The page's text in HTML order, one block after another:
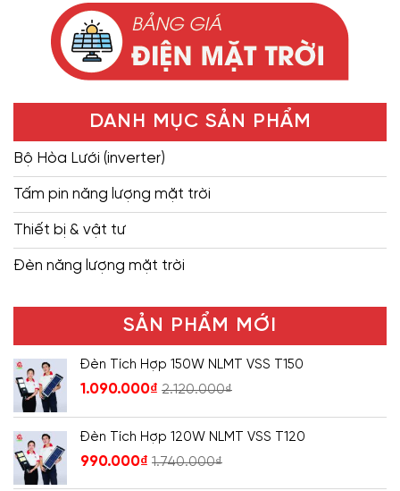
DANH MỤC SẢN PHẨM
Bộ Hòa Lưới (inverter)
Tấm pin năng lượng mặt trời
Thiết bị & vật tư
Đèn năng lượng mặt trời
SẢN PHẨM MỚI
Đèn Tích Hợp 150W NLMT VSS T150
1.090.000₫ 2.120.000₫
Đèn Tích Hợp 120W NLMT VSS T120
990.000₫ 1.740.000₫